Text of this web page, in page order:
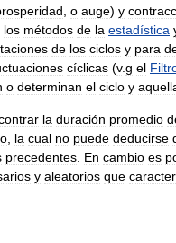
o auge) y
los métodos de la estadística
de los ciclos y para
cíclicas (v.g el
o determinan el ciclo y
la duración promedio
la cual no puede deducirse
precedentes En cambio es
y aleatorios que